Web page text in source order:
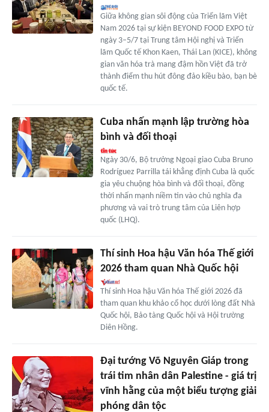
Giữa không gian sôi động của Triển lãm Việt
Nam 2026 tại sự kiện BEYOND FOOD EXPO từ
ngày 3–5/7 tại Trung tâm Hội nghị và Triển
lãm Quốc tế Khon Kaen, Thái Lan (KICE), không
gian văn hóa trà mang đậm hồn Việt đã trở
thành điểm thu hút đông đảo kiều bào, bạn bè
quốc tế.
Cuba nhấn mạnh lập trường hòa
bình và đối thoại
Ngày 30/6, Bộ trưởng Ngoại giao Cuba Bruno
Rodríguez Parrilla tái khẳng định Cuba là quốc
gia yêu chuộng hòa bình và đối thoại, đồng
thời nhấn mạnh niềm tin vào chủ nghĩa đa
phương và vai trò trung tâm của Liên hợp
quốc (LHQ).
Thí sinh Hoa hậu Văn hóa Thế giới
2026 tham quan Nhà Quốc hội
Thí sinh Hoa hậu Văn hóa Thế giới 2026 đã
tham quan khu khảo cổ học dưới lòng đất Nhà
Quốc hội, Bảo tàng Quốc hội và Hội trường
Diên Hồng.
Đại tướng Võ Nguyên Giáp trong
trái tim nhân dân Palestine - giá trị
vĩnh hằng của một biểu tượng giải
phóng dân tộc